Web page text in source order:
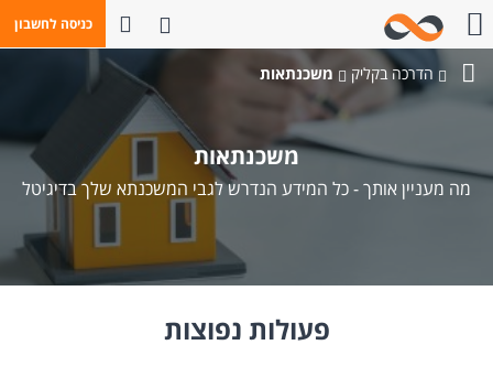
כניסה לחשבון
פתח חיפושחייגו אלינו
הדרכה בקליק משכנתאות
משכנתאות
מה מעניין אותך - כל המידע הנדרש לגבי המשכנתא שלך בדיגיטל
פעולות נפוצות